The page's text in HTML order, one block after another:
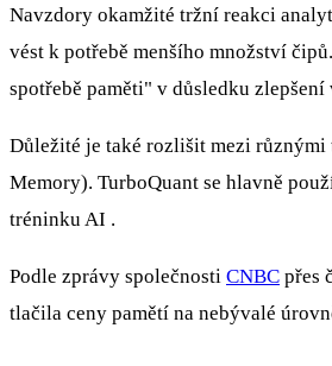
Navzdory okamžité tržní reakci
vést k potřebě menšího množství
spotřebě paměti" v důsledku
Důležité je také rozlišit mezi různými
Memory). TurboQuant se hlavně
tréninku AI .
Podle zprávy společnosti CNBC přes
tlačila ceny pamětí na nebývalé